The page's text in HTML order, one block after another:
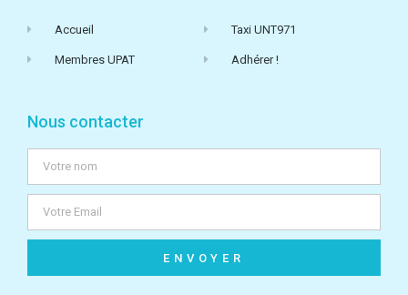
Accueil
Membres UPAT
Taxi UNT971
Adhérer !
Nous contacter
ENVOYER